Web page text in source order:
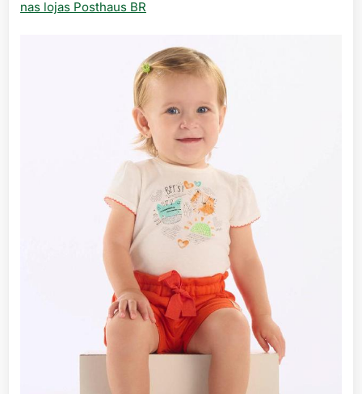
nas lojas Posthaus BR